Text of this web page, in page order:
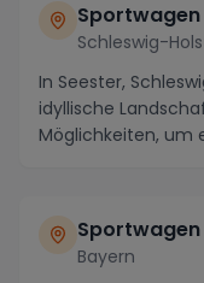
Schleswig-
In Seester,
idyllische
Möglichkeiten, um
Bayern